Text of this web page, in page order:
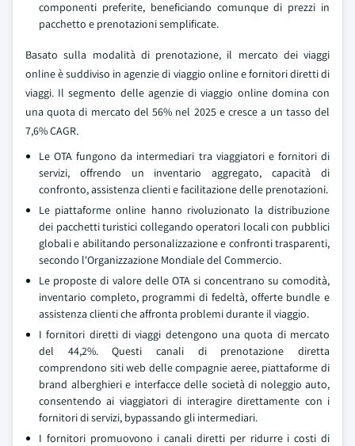
componenti preferite, beneficiando comunque di prezzi in
pacchetto e prenotazioni semplificate.
Basato sulla modalità di prenotazione, il mercato dei viaggi
online è suddiviso in agenzie di viaggio online e fornitori diretti di
viaggi. Il segmento delle agenzie di viaggio online domina con
una quota di mercato del 56% nel 2025 e cresce a un tasso del
7,6% CAGR.
Le OTA fungono da intermediari tra viaggiatori e fornitori di
servizi, offrendo un inventario aggregato, capacità di
confronto, assistenza clienti e facilitazione delle prenotazioni.
Le piattaforme online hanno rivoluzionato la distribuzione
dei pacchetti turistici collegando operatori locali con pubblici
globali e abilitando personalizzazione e confronti trasparenti,
secondo l'Organizzazione Mondiale del Commercio.
Le proposte di valore delle OTA si concentrano su comodità,
inventario completo, programmi di fedeltà, offerte bundle e
assistenza clienti che affronta problemi durante il viaggio.
I fornitori diretti di viaggi detengono una quota di mercato
del 44,2%. Questi canali di prenotazione diretta
comprendono siti web delle compagnie aeree, piattaforme di
brand alberghieri e interfacce delle società di noleggio auto,
consentendo ai viaggiatori di interagire direttamente con i
fornitori di servizi, bypassando gli intermediari.
I fornitori promuovono i canali diretti per ridurre i costi di